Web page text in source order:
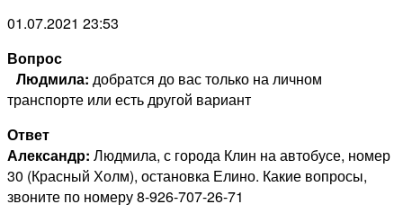
01.07.2021 23:53
Вопрос
Людмила: добратся до вас только на личном
транспорте или есть другой вариант
Ответ
Александр: Людмила, с города Клин на автобусе, номер
30 (Красный Холм), остановка Елино. Какие вопросы,
звоните по номеру 8-926-707-26-71